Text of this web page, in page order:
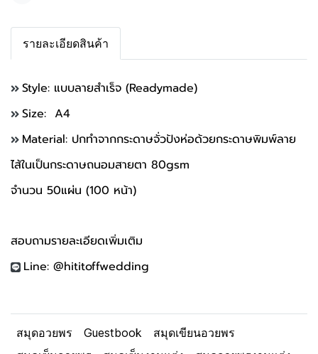
รายละเอียดสินค้า
Style: แบบลายสำเร็จ (Readymade)
Size: A4
Material: ปกทำจากกระดาษจั่วปังห่อด้วยกระดาษพิมพ์ลาย
ไส้ในเป็นกระดาษถนอมสายตา 80gsm
จำนวน 50แผ่น (100 หน้า)
สอบถามรายละเอียดเพิ่มเติม
Line: @hititoffwedding
สมุดอวยพร Guestbook
สมุดเขียนอวยพร